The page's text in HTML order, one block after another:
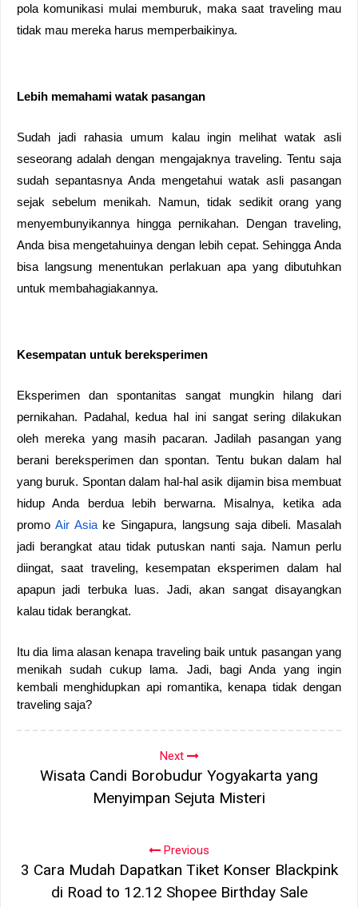
pola komunikasi mulai memburuk, maka saat traveling mau
tidak mau mereka harus memperbaikinya.
Lebih memahami watak pasangan
Sudah jadi rahasia umum kalau ingin melihat watak asli
seseorang adalah dengan mengajaknya traveling. Tentu saja
sudah sepantasnya Anda mengetahui watak asli pasangan
sejak sebelum menikah. Namun, tidak sedikit orang yang
menyembunyikannya hingga pernikahan. Dengan traveling,
Anda bisa mengetahuinya dengan lebih cepat. Sehingga Anda
bisa langsung menentukan perlakuan apa yang dibutuhkan
untuk membahagiakannya.
Kesempatan untuk bereksperimen
Eksperimen dan spontanitas sangat mungkin hilang dari
pernikahan. Padahal, kedua hal ini sangat sering dilakukan
oleh mereka yang masih pacaran. Jadilah pasangan yang
berani bereksperimen dan spontan. Tentu bukan dalam hal
yang buruk. Spontan dalam hal-hal asik dijamin bisa membuat
hidup Anda berdua lebih berwarna. Misalnya, ketika ada
promo Air Asia ke Singapura, langsung saja dibeli. Masalah
jadi berangkat atau tidak putuskan nanti saja. Namun perlu
diingat, saat traveling, kesempatan eksperimen dalam hal
apapun jadi terbuka luas. Jadi, akan sangat disayangkan
kalau tidak berangkat.
Itu dia lima alasan kenapa traveling baik untuk pasangan yang
menikah sudah cukup lama. Jadi, bagi Anda yang ingin
kembali menghidupkan api romantika, kenapa tidak dengan
traveling saja?
Next
Wisata Candi Borobudur Yogyakarta yang
Menyimpan Sejuta Misteri
Previous
3 Cara Mudah Dapatkan Tiket Konser Blackpink
di Road to 12.12 Shopee Birthday Sale